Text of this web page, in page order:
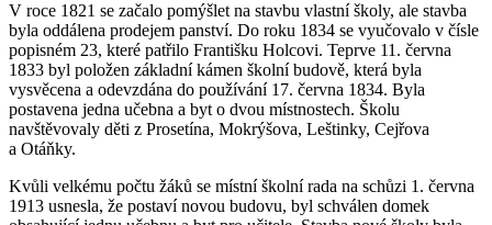
V roce 1821 se začalo pomýšlet na stavbu vlastní školy, ale stavba
byla oddálena prodejem panství. Do roku 1834 se vyučovalo v čísle
popisném 23, které patřilo Františku Holcovi. Teprve 11. června
1833 byl položen základní kámen školní budově, která byla
vysvěcena a odevzdána do používání 17. června 1834. Byla
postavena jedna učebna a byt o dvou místnostech. Školu
navštěvovaly děti z Prosetína, Mokrýšova, Leštinky, Cejřova
a Otáňky.
Kvůli velkému počtu žáků se místní školní rada na schůzi 1. června
1913 usnesla, že postaví novou budovu, byl schválen domek